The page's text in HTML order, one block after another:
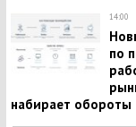
14:00
по
набирает обороты